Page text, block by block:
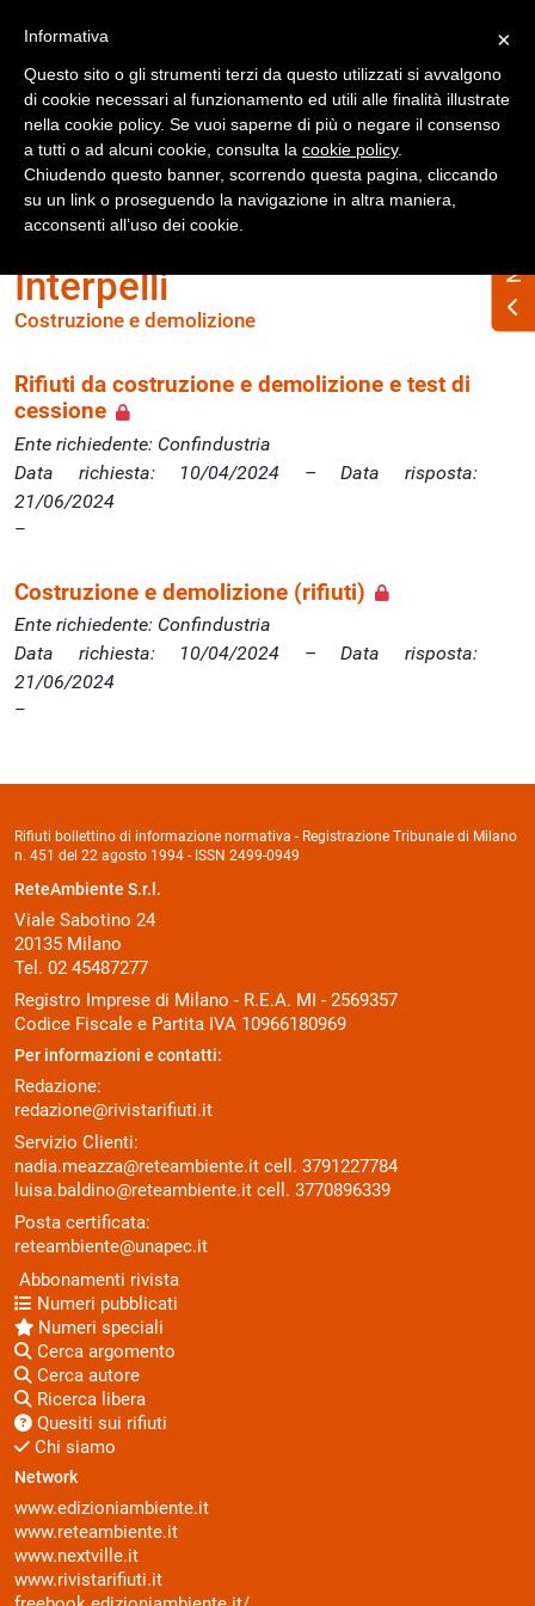
Accedi
Home Interpelli Costruzione e demolizione
Interpelli
Costruzione e demolizione
Rifiuti da costruzione e demolizione e test di
cessione
Ente richiedente: Confindustria
Data richiesta: 10/04/2024 – Data risposta:
21/06/2024
Costruzione e demolizione (rifiuti)
Ente richiedente: Confindustria
Data richiesta: 10/04/2024 – Data risposta:
21/06/2024
Rifiuti bollettino di informazione normativa - Registrazione Tribunale di Milano
n. 451 del 22 agosto 1994 - ISSN 2499-0949
ReteAmbiente S.r.l.
Viale Sabotino 24
20135 Milano
Tel. 02 45487277
Registro Imprese di Milano - R.E.A. MI - 2569357
Codice Fiscale e Partita IVA 10966180969
Per informazioni e contatti:
Redazione:
redazione@rivistarifiuti.it
Servizio Clienti:
nadia.meazza@reteambiente.it cell. 3791227784
luisa.baldino@reteambiente.it cell. 3770896339
Posta certificata:
reteambiente@unapec.it
Abbonamenti rivista
Numeri pubblicati
Numeri speciali
Cerca argomento
Cerca autore
Ricerca libera
Quesiti sui rifiuti
Chi siamo
Network
www.edizioniambiente.it
www.reteambiente.it
www.nextville.it
www.rivistarifiuti.it
×
Informativa
Questo sito o gli strumenti terzi da questo utilizzati si avvalgono
di cookie necessari al funzionamento ed utili alle finalità illustrate
nella cookie policy. Se vuoi saperne di più o negare il consenso
a tutti o ad alcuni cookie, consulta la cookie policy.
Chiudendo questo banner, scorrendo questa pagina, cliccando
su un link o proseguendo la navigazione in altra maniera,
acconsenti all’uso dei cookie.